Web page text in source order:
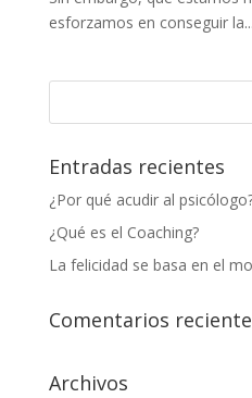
esforzamos en conseguir la...
Entradas recientes
¿Por qué acudir al
¿Qué es el Coaching?
La felicidad se basa en el
Comentarios
Archivos